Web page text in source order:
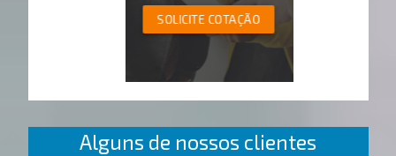
SOLICITE COTAÇÃO
Alguns de nossos clientes